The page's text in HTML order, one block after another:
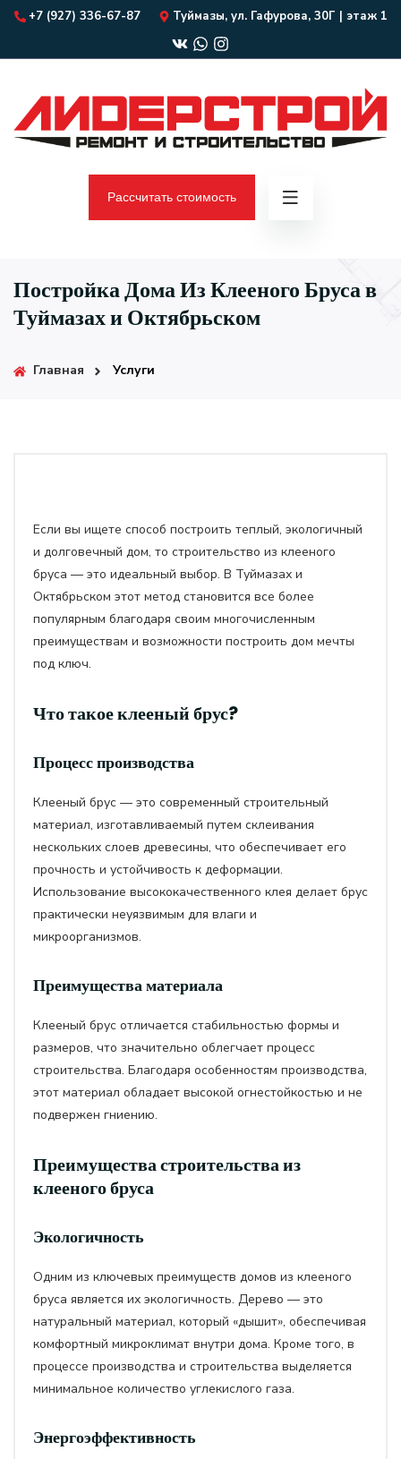
+7 (927) 336-67-87 Туймазы, ул. Гафурова, 30Г | этаж 1
Рассчитать стоимость
Постройка Дома Из Клееного Бруса в
Туймазах и Октябрьском
Главная Услуги
Если вы ищете способ построить теплый, экологичный
и долговечный дом, то строительство из клееного
бруса — это идеальный выбор. В Туймазах и
Октябрьском этот метод становится все более
популярным благодаря своим многочисленным
преимуществам и возможности построить дом мечты
под ключ.
Что такое клееный брус?
Процесс производства
Клееный брус — это современный строительный
материал, изготавливаемый путем склеивания
нескольких слоев древесины, что обеспечивает его
прочность и устойчивость к деформации.
Использование высококачественного клея делает брус
практически неуязвимым для влаги и
микроорганизмов.
Преимущества материала
Клееный брус отличается стабильностью формы и
размеров, что значительно облегчает процесс
строительства. Благодаря особенностям производства,
этот материал обладает высокой огнестойкостью и не
подвержен гниению.
Преимущества строительства из
клееного бруса
Экологичность
Одним из ключевых преимуществ домов из клееного
бруса является их экологичность. Дерево — это
натуральный материал, который «дышит», обеспечивая
комфортный микроклимат внутри дома. Кроме того, в
процессе производства и строительства выделяется
минимальное количество углекислого газа.
Энергоэффективность